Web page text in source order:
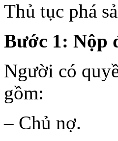
Thủ tục phá
Bước 1: Nộp
Người có
gồm:
– Chủ nợ.